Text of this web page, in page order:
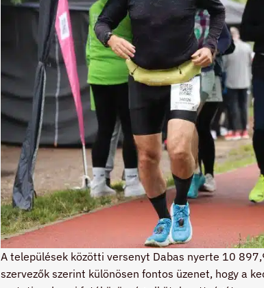
A települések közötti versenyt Dabas nyerte 10
szervezők szerint különösen fontos üzenet, hogy a